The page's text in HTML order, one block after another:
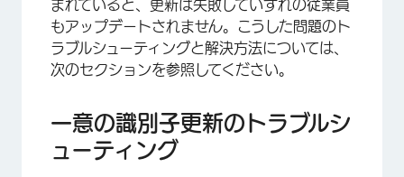
×
まれていると、更新は失敗していずれの従業員
もアップデートされません。こうした問題のト
ラブルシューティングと解決方法については、
次のセクションを参照してください。
一意の識別子更新のトラブルシ
ューティング